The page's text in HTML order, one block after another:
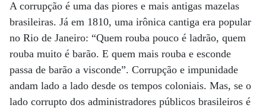
A corrupção é uma das piores e mais antigas mazelas
brasileiras. Já em 1810, uma irônica cantiga era popular
no Rio de Janeiro: “Quem rouba pouco é ladrão, quem
rouba muito é barão. E quem mais rouba e esconde
passa de barão a visconde”. Corrupção e impunidade
andam lado a lado desde os tempos coloniais. Mas, se o
lado corrupto dos administradores públicos brasileiros é